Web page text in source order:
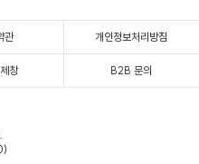
관 개인정보처리방침
창 B2B 문의